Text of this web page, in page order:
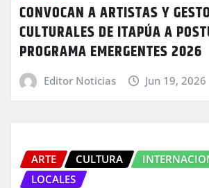
CONVOCAN A ARTISTAS Y
CULTURALES DE ITAPÚA A
PROGRAMA EMERGENTES 2026
Editor Noticias Jun 19, 2026
ARTE CULTURA
LOCALES